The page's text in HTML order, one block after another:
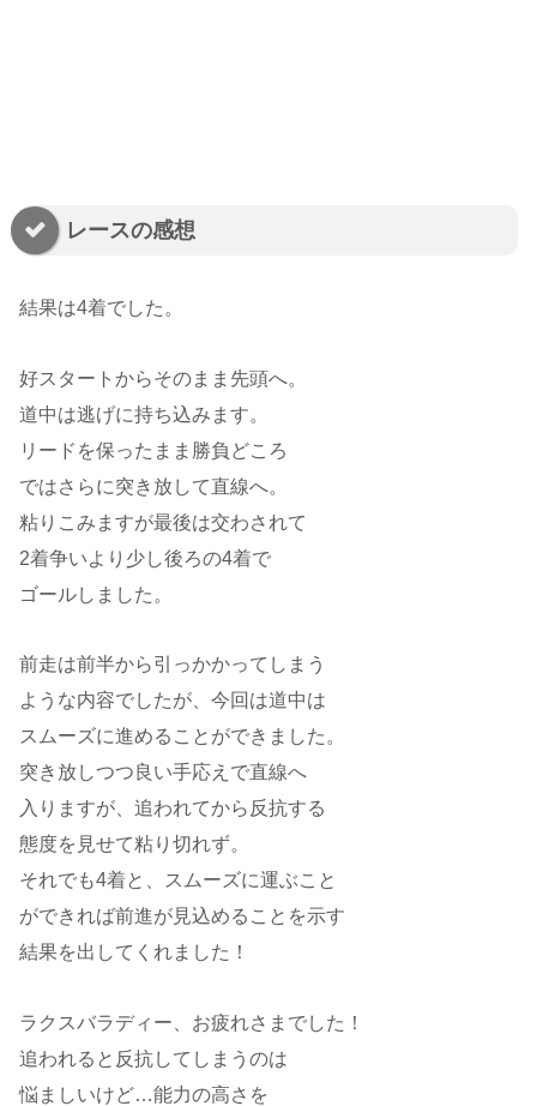
レースの感想
結果は4着でした。
好スタートからそのまま先頭へ。
道中は逃げに持ち込みます。
リードを保ったまま勝負どころ
ではさらに突き放して直線へ。
粘りこみますが最後は交わされて
2着争いより少し後ろの4着で
ゴールしました。
前走は前半から引っかかってしまう
ような内容でしたが、今回は道中は
スムーズに進めることができました。
突き放しつつ良い手応えで直線へ
入りますが、追われてから反抗する
態度を見せて粘り切れず。
それでも4着と、スムーズに運ぶこと
ができれば前進が見込めることを示す
結果を出してくれました！
ラクスバラディー、お疲れさまでした！
追われると反抗してしまうのは
悩ましいけど…能力の高さを